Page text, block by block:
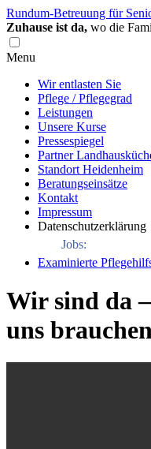
Rundum-Betreuung für
Zuhause ist da, wo die
Menu
Wir entlasten Sie
Pflege / Pflegegrad
Leistungen
Unsere Kurse
Pressespiegel
Partner
Standort Heidenheim
Beratungseinsätze
Kontakt
Impressum
Datenschutzerklärung
Jobs:
Examinierte
Wir sind da
uns